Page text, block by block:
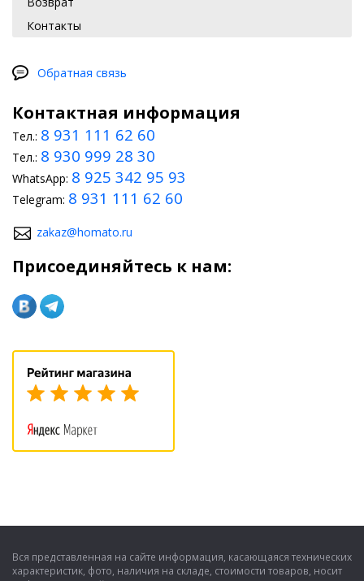
Контакты
Обратная связь
Контактная информация
Тел.: 8 931 111 62 60
Тел.: 8 930 999 28 30
WhatsApp: 8 925 342 95 93
Telegram: 8 931 111 62 60
zakaz@homato.ru
Присоединяйтесь к нам:
Вся представленная на сайте информация, касающаяся технических
характеристик, фото, наличия на складе, стоимости товаров, носит